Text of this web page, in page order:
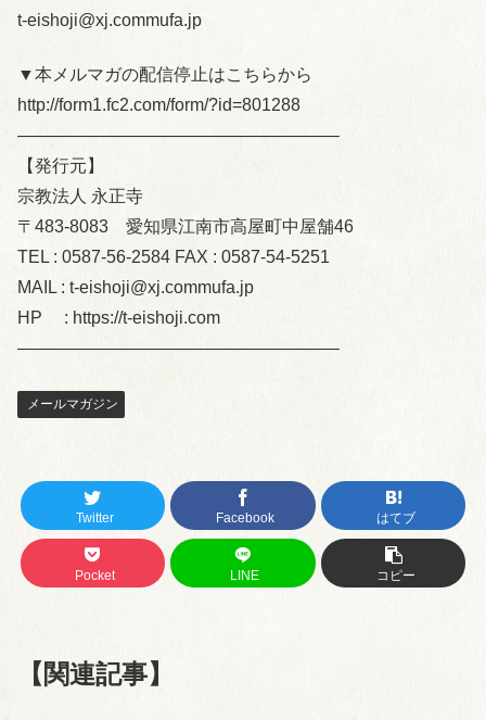
t-eishoji@xj.commufa.jp
▼本メルマガの配信停止はこちらから
http://form1.fc2.com/form/?id=801288
——————————————————–
【発行元】
宗教法人 永正寺
〒483-8083 愛知県江南市高屋町中屋舗46
TEL : 0587-56-2584 FAX : 0587-54-5251
MAIL : t-eishoji@xj.commufa.jp
HP : https://t-eishoji.com
——————————————————–
メールマガジン
Twitter Facebook はてブ
Pocket LINE コピー
【関連記事】